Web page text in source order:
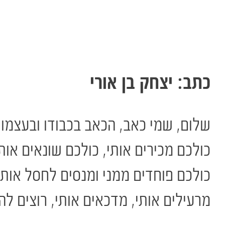
כתב: יצחק בן אורי
שלום, שמי כאב, הכאב בכבודו
כולכם מכירים אותי, כולכם שונאים
כולכם פוחדים ממני ומנסים לחסל
מרעילים אותי, מדכאים אותי, רוצים